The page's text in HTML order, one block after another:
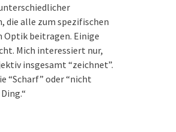
die alle zum spezifischen
Optik beitragen. Einige
Mich interessiert nur,
insgesamt “zeichnet”.
“Scharf” oder “nicht